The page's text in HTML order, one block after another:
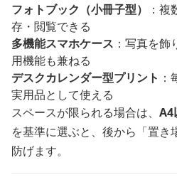
フォトブック（小冊子型）
：
存・閲覧できる
多機能スマホケース ：写真を
用機能も兼ねる
デスクカレンダー型プリント
実用品として使える
スペースが限られる場合は、 A4
を基準に選ぶと、後から「置き
防げます。